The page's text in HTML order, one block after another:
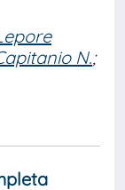
N.;